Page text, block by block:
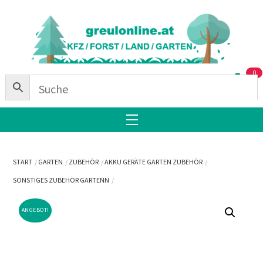
0
Menu
START GARTEN ZUBEHÖR AKKU GERÄTE GARTEN ZUBEHÖR
SONSTIGES ZUBEHÖR GARTENN
ANGEBOT!
To
Top